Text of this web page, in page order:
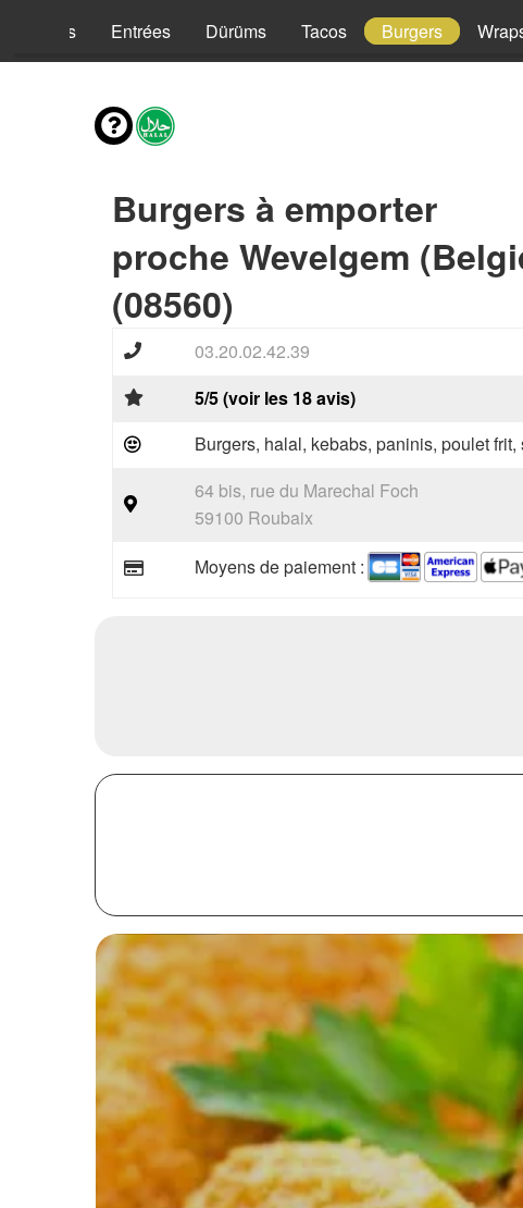
Kebabs Entrées Dürüms Tacos Burgers
Burgers à emporter
proche Wevelgem
(08560)
03.20.02.42.39
5/5 (voir les 18 avis)
Burgers, halal, kebabs, paninis, poulet
64 bis, rue du Marechal Foch
59100 Roubaix
Moyens de paiement :